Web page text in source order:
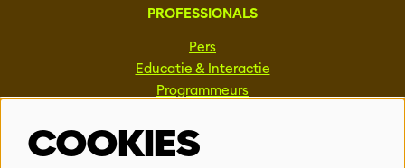
PROFESSIONALS
Pers
Educatie & Interactie
Programmeurs
MEER INFO
COOKIES